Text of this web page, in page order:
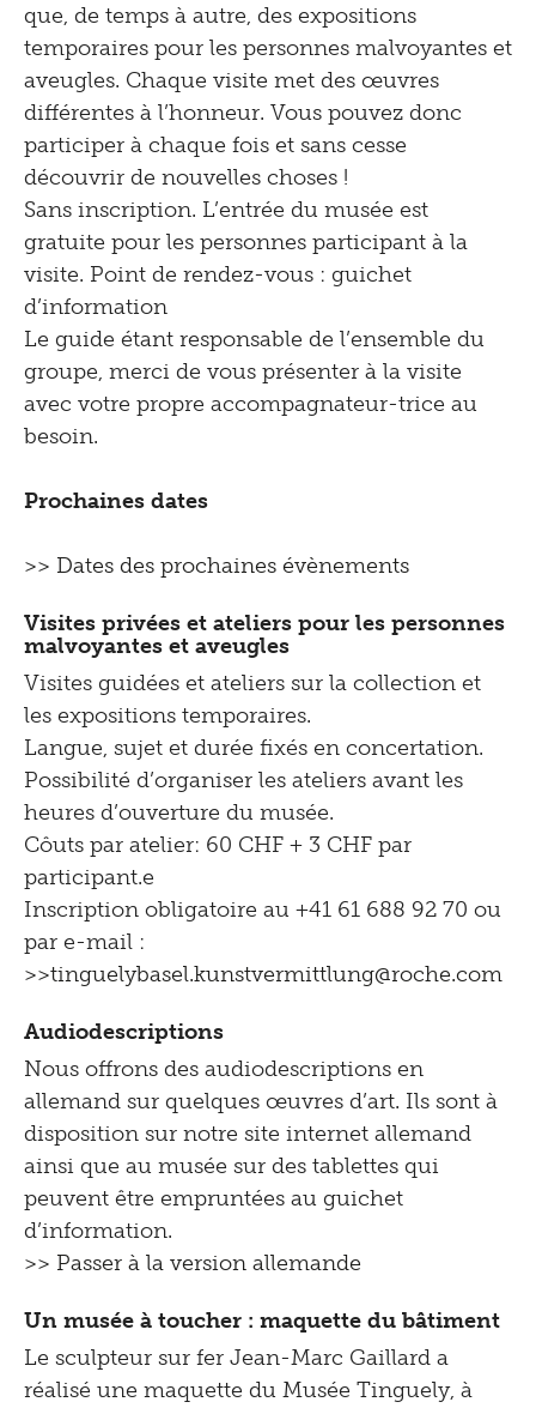
que, de temps à autre, des expositions
temporaires pour les personnes malvoyantes et
aveugles. Chaque visite met des œuvres
différentes à l’honneur. Vous pouvez donc
participer à chaque fois et sans cesse
découvrir de nouvelles choses !
Sans inscription. L’entrée du musée est
gratuite pour les personnes participant à la
visite. Point de rendez-vous : guichet
d’information
Le guide étant responsable de l’ensemble du
groupe, merci de vous présenter à la visite
avec votre propre accompagnateur-trice au
besoin.
Prochaines dates
>> Dates des prochaines évènements
Visites privées et ateliers pour les personnes
malvoyantes et aveugles
Visites guidées et ateliers sur la collection et
les expositions temporaires.
Langue, sujet et durée fixés en concertation.
Possibilité d’organiser les ateliers avant les
heures d’ouverture du musée.
Côuts par atelier: 60 CHF + 3 CHF par
participant.e
Inscription obligatoire au +41 61 688 92 70 ou
par e-mail :
>>tinguelybasel.kunstvermittlung@roche.com
Audiodescriptions
Nous offrons des audiodescriptions en
allemand sur quelques œuvres d’art. Ils sont à
disposition sur notre site internet allemand
ainsi que au musée sur des tablettes qui
peuvent être empruntées au guichet
d’information.
>> Passer à la version allemande
Un musée à toucher : maquette du bâtiment
Le sculpteur sur fer Jean-Marc Gaillard a
réalisé une maquette du Musée Tinguely, à